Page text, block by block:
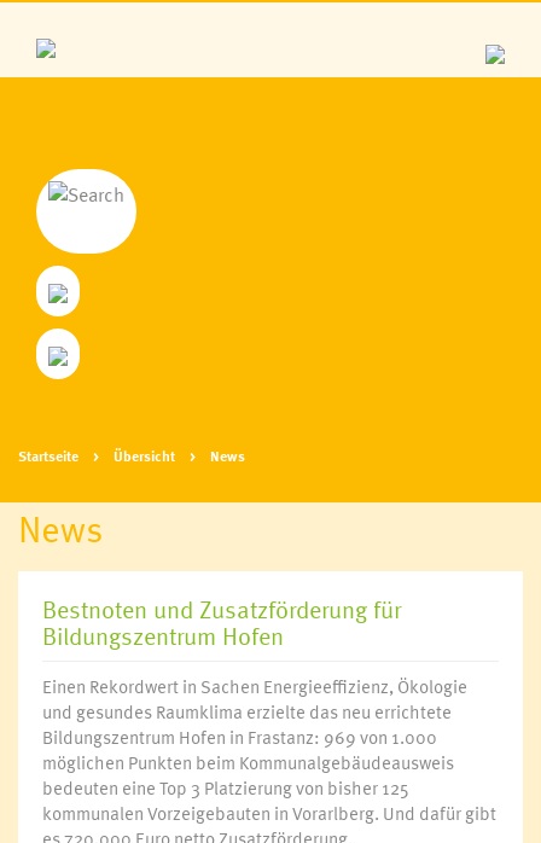
Startseite Übersicht News
News
Bestnoten und Zusatzförderung für
Bildungszentrum Hofen
Einen Rekordwert in Sachen Energieeffizienz, Ökologie
und gesundes Raumklima erzielte das neu errichtete
Bildungszentrum Hofen in Frastanz: 969 von 1.000
möglichen Punkten beim Kommunalgebäudeausweis
bedeuten eine Top 3 Platzierung von bisher 125
kommunalen Vorzeigebauten in Vorarlberg. Und dafür gibt